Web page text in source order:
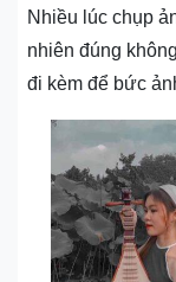
Nhiều lúc chụp
nhiên đúng
đi kèm để bức